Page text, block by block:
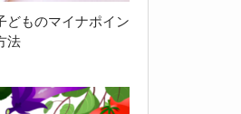
どものマイナポイン
法